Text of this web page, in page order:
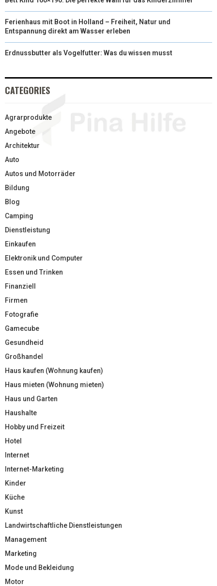
Ferienhaus mit Boot in Holland – Freiheit, Natur und
Entspannung direkt am Wasser erleben
Erdnussbutter als Vogelfutter: Was du wissen musst
CATEGORIES
Agrarprodukte
Angebote
Architektur
Auto
Autos und Motorräder
Bildung
Blog
Camping
Dienstleistung
Einkaufen
Elektronik und Computer
Essen und Trinken
Finanziell
Firmen
Fotografie
Gamecube
Gesundheid
Großhandel
Haus kaufen (Wohnung kaufen)
Haus mieten (Wohnung mieten)
Haus und Garten
Haushalte
Hobby und Freizeit
Hotel
Internet
Internet-Marketing
Kinder
Küche
Kunst
Landwirtschaftliche Dienstleistungen
Management
Marketing
Mode und Bekleidung
Motor